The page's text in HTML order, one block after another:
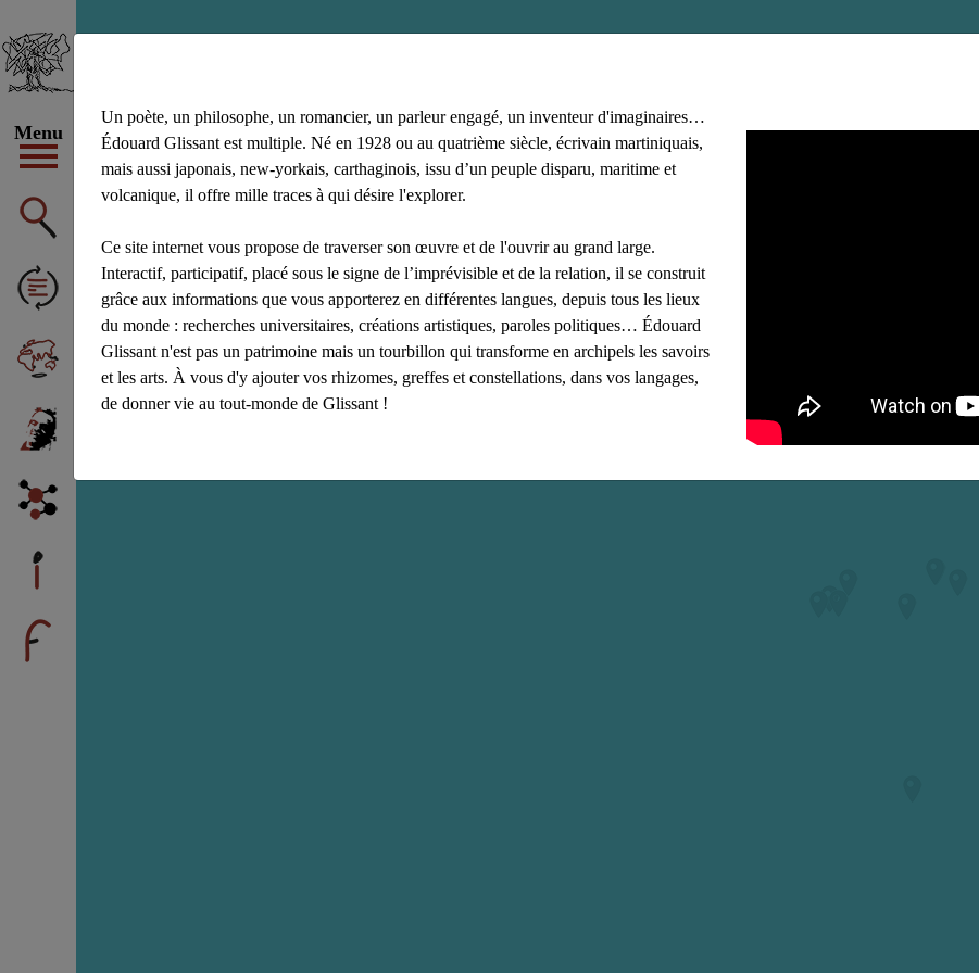
Menu
Un poète, un philosophe, un romancier, un parleur engagé, un inventeur d'imaginaires…
Édouard Glissant est multiple. Né en 1928 ou au quatrième siècle, écrivain martiniquais,
mais aussi japonais, new-yorkais, carthaginois, issu d’un peuple disparu, maritime et
volcanique, il offre mille traces à qui désire l'explorer.
Ce site internet vous propose de traverser son œuvre et de l'ouvrir au grand large.
Interactif, participatif, placé sous le signe de l’imprévisible et de la relation, il se construit
grâce aux informations que vous apporterez en différentes langues, depuis tous les lieux
du monde : recherches universitaires, créations artistiques, paroles politiques… Édouard
Glissant n'est pas un patrimoine mais un tourbillon qui transforme en archipels les savoirs
et les arts. À vous d'y ajouter vos rhizomes, greffes et constellations, dans vos langages,
de donner vie au tout-monde de Glissant !